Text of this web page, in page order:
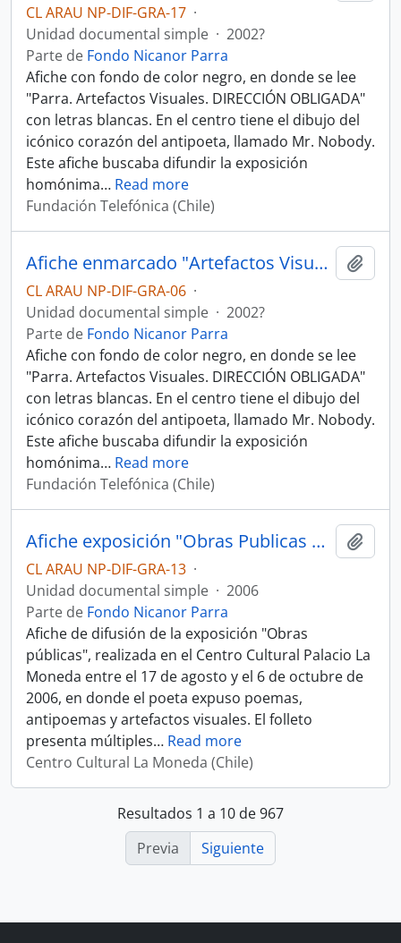
CL ARAU NP-DIF-GRA-17 ·
Unidad documental simple · 2002?
Parte de Fondo Nicanor Parra
Afiche con fondo de color negro, en donde se lee
"Parra. Artefactos Visuales. DIRECCIÓN OBLIGADA"
con letras blancas. En el centro tiene el dibujo del
icónico corazón del antipoeta, llamado Mr. Nobody.
Este afiche buscaba difundir la exposición
homónima… Read more
Fundación Telefónica (Chile)
Afiche enmarcado "Artefactos Visuales. Dirección Obligada"
CL ARAU NP-DIF-GRA-06 ·
Unidad documental simple · 2002?
Parte de Fondo Nicanor Parra
Afiche con fondo de color negro, en donde se lee
"Parra. Artefactos Visuales. DIRECCIÓN OBLIGADA"
con letras blancas. En el centro tiene el dibujo del
icónico corazón del antipoeta, llamado Mr. Nobody.
Este afiche buscaba difundir la exposición
homónima… Read more
Fundación Telefónica (Chile)
Afiche exposición "Obras Publicas Nicanor Parra 2006"
CL ARAU NP-DIF-GRA-13 ·
Unidad documental simple · 2006
Parte de Fondo Nicanor Parra
Afiche de difusión de la exposición "Obras
públicas", realizada en el Centro Cultural Palacio La
Moneda entre el 17 de agosto y el 6 de octubre de
2006, en donde el poeta expuso poemas,
antipoemas y artefactos visuales. El folleto
presenta múltiples… Read more
Centro Cultural La Moneda (Chile)
Resultados 1 a 10 de 967
Previa
Siguiente